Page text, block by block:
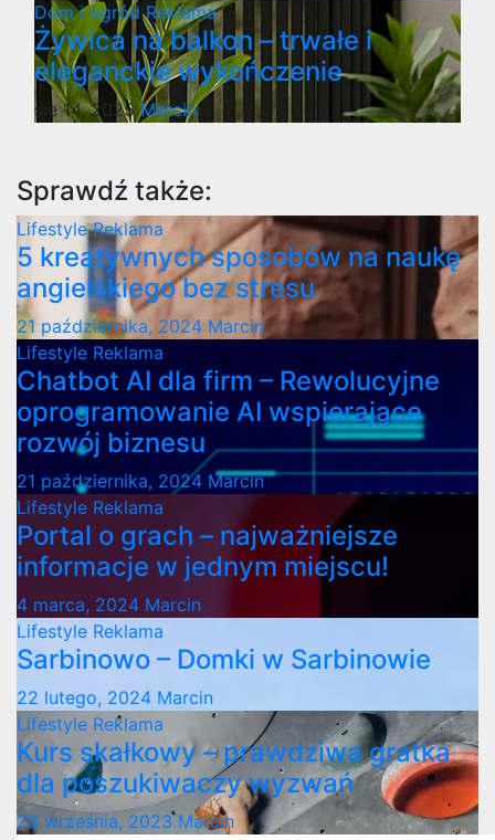
Dom i ogródReklama
Żywica na balkon – trwałe i
eleganckie wykończenie
sie 14, 2025Marcin
Sprawdź także:
LifestyleReklama
5 kreatywnych sposobów na naukę
angielskiego bez stresu
21 października, 2024 Marcin
Lifestyle Reklama
Chatbot AI dla firm – Rewolucyjne
oprogramowanie AI wspierające
rozwój biznesu
21 października, 2024 Marcin
Lifestyle Reklama
Portal o grach – najważniejsze
informacje w jednym miejscu!
4 marca, 2024 Marcin
Lifestyle Reklama
Sarbinowo – Domki w Sarbinowie
22 lutego, 2024 Marcin
Lifestyle Reklama
Kurs skałkowy – prawdziwa gratka
dla poszukiwaczy wyzwań
28 września, 2023Marcin